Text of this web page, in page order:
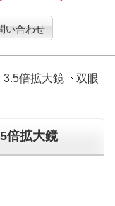
い合わせ
3.5倍拡大鏡
双眼
倍拡大鏡